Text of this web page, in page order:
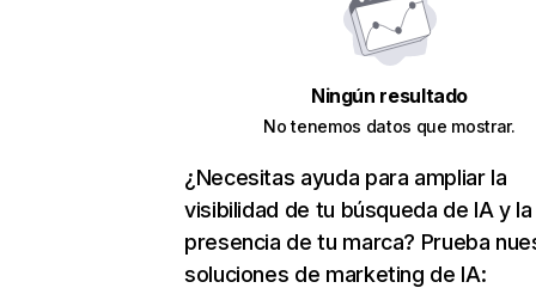
Ningún resultado
No tenemos datos que mostrar.
¿Necesitas ayuda para ampliar la
visibilidad de tu búsqueda de IA y la
presencia de tu marca? Prueba
soluciones de marketing de IA: